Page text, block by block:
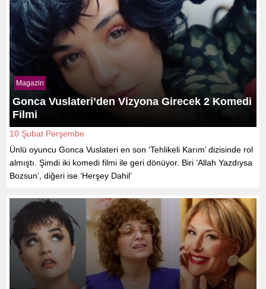
Magazin
Gonca Vuslateri’den Vizyona Girecek 2 Komedi
Filmi
10 Şubat Perşembe
Ünlü oyuncu Gonca Vuslateri en son ‘Tehlikeli Karım’ dizisinde rol
almıştı. Şimdi iki komedi filmi ile geri dönüyor. Biri ‘Allah Yazdıysa
Bozsun’, diğeri ise ‘Herşey Dahil’